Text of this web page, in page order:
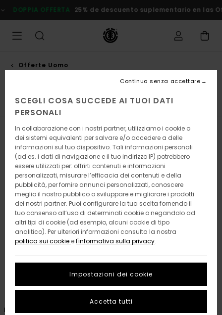
alla
selezione
griglie
25% de descuento suplementario en las Ofertas Risparmia
Offerte Uomo
Magliette Camicie Bermuda Felpe
Filtra e Ordina 112 Risultati
Salta
criteri
ricerca
visualizza
ordine
Icon Label Pocket
SCEGLI COSA SUCCEDE AI TUOI DATI
PERSONALI
In collaborazione con i nostri partner, utilizziamo i cookie o
dei sistemi equivalenti per salvare e/o accedere a delle
informazioni sul tuo dispositivo. Tali informazioni personali
(ad es. i dati di navigazione e il tuo indirizzo IP) potrebbero
essere utilizzati per: offrirti contenuti e informazioni
personalizzati, misurare l’efficacia dei contenuti e della
pubblicità, per fornire annunci personalizzati, conoscere
meglio il nostro pubblico o sviluppare e migliorare i prodotti
dei nostri partner. Puoi configurare la tua scelta fornendo il
tuo consenso all’uso di determinati cookie o negandolo ad
altri tipi di cookie (ad esempio, alcuni cookie di tipo
analitico). Per ulteriori informazioni consulta la nostra
politica sui cookie el'informativa sulla privacy.
Impostazioni dei cookie
Continua senza accettare
Accetta tutti